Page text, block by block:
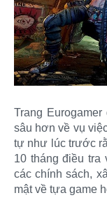
Trang
sâu hơn về vụ
tự như lúc trước
10 tháng điều tra
các chính sách,
mật về tựa game